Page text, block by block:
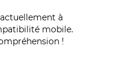
à
mobile.
!